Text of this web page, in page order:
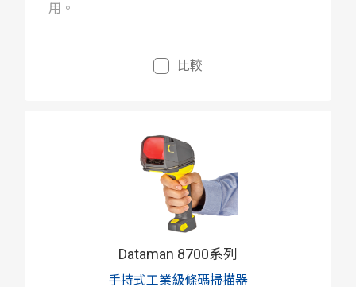
用。
比較
Dataman 8700系列
手持式工業級條碼掃描器